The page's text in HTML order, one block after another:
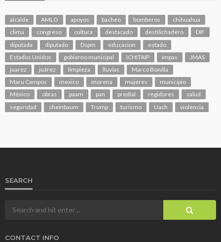
alcalde AMLO apoyos bacheo bomberos
chihuahua
clima
congreso cultura destacado destilichadero
DIF
diputada
diputado Dspm educacion
estado
Estados Unidos
gobierno municipal ICHITAIP impas
JMAS
juarez
juárez limpieza lluvias
Marco Bonilla
Maru Campos
mexico morena mujeres
municipio
México
obras paam pan predial regidores
salud
seguridad
sheinbaum Trump turismo Uach violencia
SEARCH
CONTACT INFO